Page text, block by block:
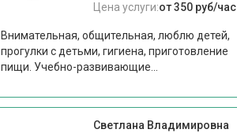
Цена услуги:от 350 руб/час
Внимательная, общительная, люблю детей,
прогулки с детьми, гигиена, приготовление
пищи. Учебно-развивающие...
Светлана Владимировна